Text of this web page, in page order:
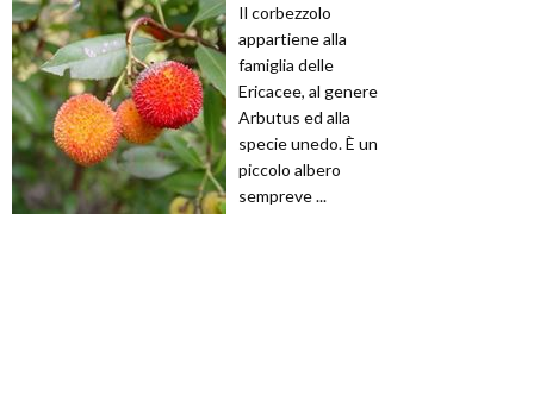
Il corbezzolo
appartiene alla
famiglia delle
Ericacee, al genere
Arbutus ed alla
specie unedo. È un
piccolo albero
sempreve ...